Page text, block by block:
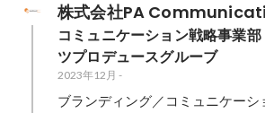
株式会社PA
コミュニケーション戦略事業
ツプロデュースグルーブ
2023年12月 -
ブランディング／コミュニケーシ